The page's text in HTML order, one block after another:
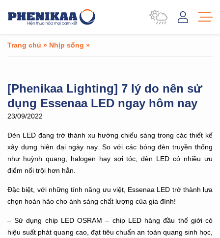
Trang chủ » Nhịp sống »
[Phenikaa Lighting] 7 lý do nên sử
dụng Essenaa LED ngay hôm nay
23/09/2022
Đèn LED đang trở thành xu hướng chiếu sáng trong các thiết kế
xây dựng hiện đại ngày nay. So với các bóng đèn truyền thống
như huỳnh quang, halogen hay sợi tóc, đèn LED có nhiều ưu
điểm nổi trội hơn hẳn.
Đặc biệt, với những tính năng ưu việt, Essenaa LED trở thành lựa
chọn hoàn hảo cho ánh sáng chất lượng của gia đình!
– Sử dụng chip LED OSRAM – chip LED hàng đầu thế giới có
hiệu suất phát quang cao, đạt tiêu chuẩn an toàn quang sinh học,